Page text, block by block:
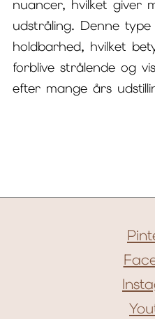
nuancer, hvilket giver
udstråling. Denne
holdbarhed, hvilket
forblive strålende og
efter mange års